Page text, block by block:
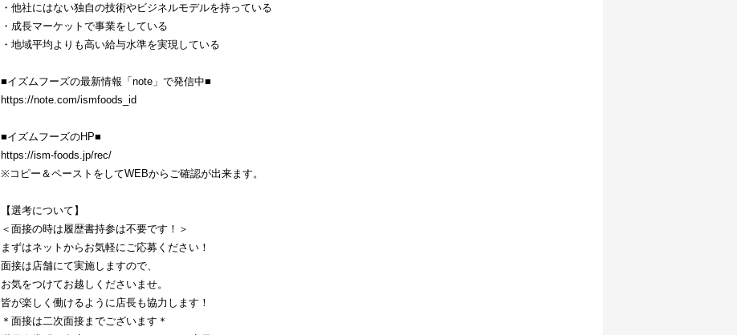
・他社にはない独自の技術やビジネルモデルを持っている
・成長マーケットで事業をしている
・地域平均よりも高い給与水準を実現している
■イズムフーズの最新情報「note」で発信中■
https://note.com/ismfoods_id
■イズムフーズのHP■
https://ism-foods.jp/rec/
※コピー＆ペーストをしてWEBからご確認が出来ます。
【選考について】
＜面接の時は履歴書持参は不要です！＞
まずはネットからお気軽にご応募ください！
面接は店舗にて実施しますので、
お気をつけてお越しくださいませ。
皆が楽しく働けるように店長も協力します！
＊面接は二次面接までございます＊